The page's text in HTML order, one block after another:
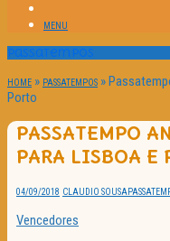
MENU
Passatempos
HOME » PASSATEMPOS »
Porto
PASSATEMPO
PARA LISBOA E
04/09/2018 CLAUDIO SOUSA
Vencedores